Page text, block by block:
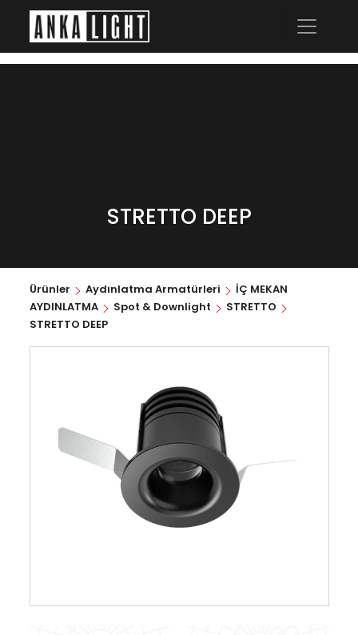
STRETTO DEEP
Ürünler Aydınlatma Armatürleri
İÇ MEKAN
AYDINLATMA
Spot & Downlight
STRETTO
STRETTO DEEP